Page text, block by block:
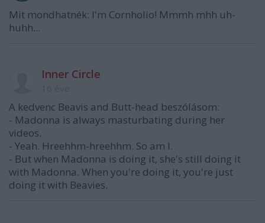
Mit mondhatnék: I'm Cornholio! Mmmh mhh uh-
huhh...
Inner Circle
A kedvenc Beavis and Butt-head beszólásom:
- Madonna is always masturbating during her
videos.
- Yeah. Hreehhm-hreehhm. So am I.
- But when Madonna is doing it, she's still doing it
with Madonna. When you're doing it, you're just
doing it with Beavies.